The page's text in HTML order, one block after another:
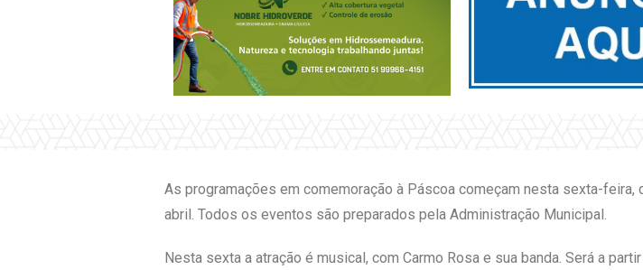
As programações em comemoração à Páscoa começam nesta sexta-
abril. Todos os eventos são preparados pela Administração Municipal.
Nesta sexta a atração é musical, com Carmo Rosa e sua banda. Será a